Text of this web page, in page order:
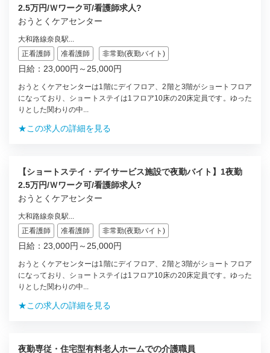
2.5万円/Ｗワーク可/看護師求人?
おうとくケアセンター
大和路線奈良駅...
正看護師
准看護師 非常勤(夜勤バイト)
日給：23,000円～25,000円
おうとくケアセンターは1階にデイフロア、2階と3階がショートフロア
になっており、ショートステイは1フロア10床の20床定員です。ゆった
りとした関わりの中...
★この求人の詳細を見る
【ショートステイ・デイサービス施設で夜勤バイト】1夜勤
2.5万円/Ｗワーク可/看護師求人?
おうとくケアセンター
大和路線奈良駅...
正看護師
准看護師 非常勤(夜勤バイト)
日給：23,000円～25,000円
おうとくケアセンターは1階にデイフロア、2階と3階がショートフロア
になっており、ショートステイは1フロア10床の20床定員です。ゆった
りとした関わりの中...
★この求人の詳細を見る
夜勤専従・住宅型有料老人ホームでの介護職員